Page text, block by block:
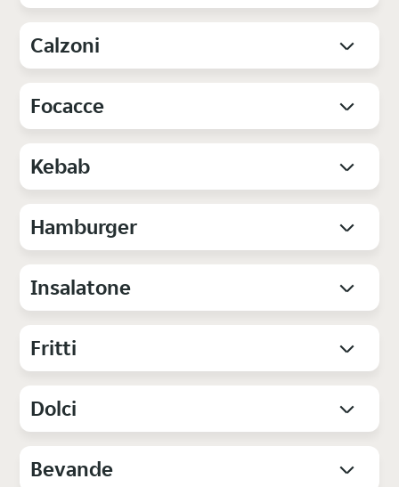
Calzoni
Focacce
Kebab
Hamburger
Insalatone
Fritti
Dolci
Bevande